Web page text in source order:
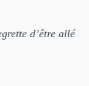
d’être allé